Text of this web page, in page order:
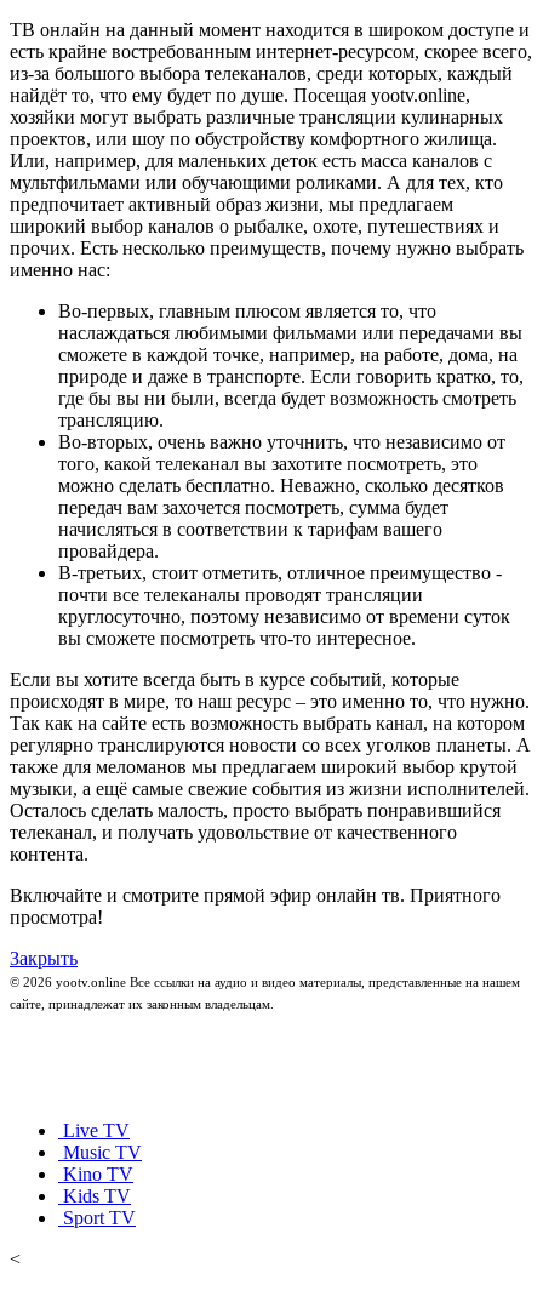
ТВ онлайн на данный момент находится в широком доступе и
есть крайне востребованным интернет-ресурсом, скорее всего,
из-за большого выбора телеканалов, среди которых, каждый
найдёт то, что ему будет по душе. Посещая yootv.online,
хозяйки могут выбрать различные трансляции кулинарных
проектов, или шоу по обустройству комфортного жилища.
Или, например, для маленьких деток есть масса каналов с
мультфильмами или обучающими роликами. А для тех, кто
предпочитает активный образ жизни, мы предлагаем
широкий выбор каналов о рыбалке, охоте, путешествиях и
прочих. Есть несколько преимуществ, почему нужно выбрать
именно нас:
Во-первых, главным плюсом является то, что
наслаждаться любимыми фильмами или передачами вы
сможете в каждой точке, например, на работе, дома, на
природе и даже в транспорте. Если говорить кратко, то,
где бы вы ни были, всегда будет возможность смотреть
трансляцию.
Во-вторых, очень важно уточнить, что независимо от
того, какой телеканал вы захотите посмотреть, это
можно сделать бесплатно. Неважно, сколько десятков
передач вам захочется посмотреть, сумма будет
начисляться в соответствии к тарифам вашего
провайдера.
В-третьих, стоит отметить, отличное преимущество -
почти все телеканалы проводят трансляции
круглосуточно, поэтому независимо от времени суток
вы сможете посмотреть что-то интересное.
Если вы хотите всегда быть в курсе событий, которые
происходят в мире, то наш ресурс – это именно то, что нужно.
Так как на сайте есть возможность выбрать канал, на котором
регулярно транслируются новости со всех уголков планеты. А
также для меломанов мы предлагаем широкий выбор крутой
музыки, а ещё самые свежие события из жизни исполнителей.
Осталось сделать малость, просто выбрать понравившийся
телеканал, и получать удовольствие от качественного
контента.
Включайте и смотрите прямой эфир онлайн тв. Приятного
просмотра!
Закрыть
© 2026 yootv.online Все ссылки на аудио и видео материалы, представленные на нашем
сайте, принадлежат их законным владельцам.
Live TV
Music TV
Kino TV
Kids TV
Sport TV
<